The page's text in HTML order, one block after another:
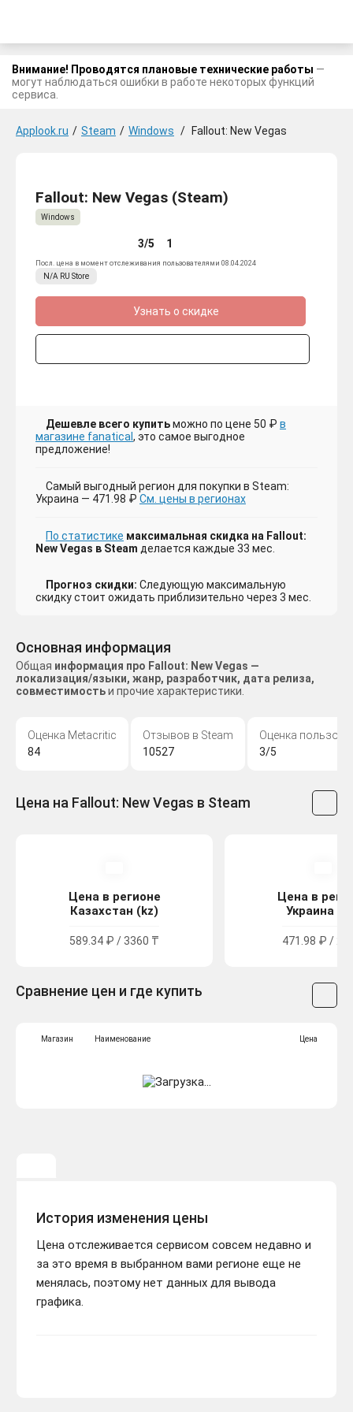
Внимание! Проводятся плановые технические работы —
могут наблюдаться ошибки в работе некоторых функций
сервиса.
Applook.ru / Steam / Windows / Fallout: New Vegas
Fallout: New Vegas (Steam)
Windows
3/5 1
Посл. цена в момент отслеживания пользователями 08.04.2024
N/A RU Store
Узнать о скидке
Дешевле всего купитьможно по цене 50 ₽ в
магазине fanatical, это самое выгодное
предложение!
Самый выгодный регион для покупки в Steam:
Украина — 471.98 ₽ См. цены в регионах
По статистике максимальная скидка на Fallout:
New Vegas в Steam делается каждые 33 мес.
Прогноз скидки: Следующую максимальную
скидку стоит ожидать приблизительно через 3 мес.
Основная информация
Общая информация про Fallout: New Vegas —
локализация/языки, жанр, разработчик, дата релиза,
совместимостьи прочие характеристики.
Оценка Metacritic
84
Отзывов в Steam
10527
Оценка
3/5
Цена на Fallout: New Vegas в Steam
Цена в регионе
Казахстан (kz)
589.34 ₽ / 3360 ₸
Цена в
Украина
471.98 ₽ /
Сравнение цен и где купить
Магазин Наименование Цена
История изменения цены
Цена отслеживается сервисом совсем недавно и
за это время в выбранном вами регионе еще не
менялась, поэтому нет данных для вывода
графика.